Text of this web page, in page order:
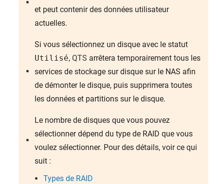
et peut contenir des données utilisateur
actuelles.
Si vous sélectionnez un disque avec le statut
Utilisé, QTS arrêtera temporairement tous les
services de stockage sur disque sur le NAS afin
de démonter le disque, puis supprimera toutes
les données et partitions sur le disque.
Le nombre de disques que vous pouvez
sélectionner dépend du type de RAID que vous
voulez sélectionner. Pour des détails, voir ce qui
suit :
Types de RAID